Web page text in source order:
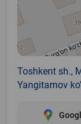
Toshkent sh.,
Yangitarnov